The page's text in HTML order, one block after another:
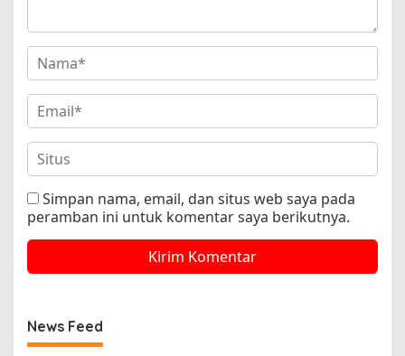
Simpan nama, email, dan situs web saya pada
peramban ini untuk komentar saya berikutnya.
News Feed